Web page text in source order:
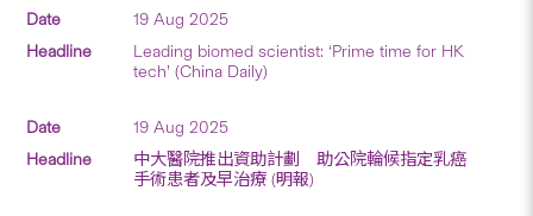
19 Aug 2025
Leading biomed scientist: ‘Prime time for HK
tech’ (China Daily)
19 Aug 2025
中大醫院推出資助計劃 助公院輪候指定乳癌
手術患者及早治療 (明報)